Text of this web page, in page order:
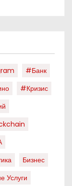
#банк
#кризис
Бизнес
Услуги